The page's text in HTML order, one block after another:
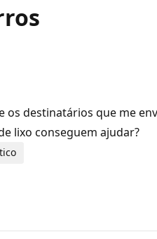
destinatários que me
lixo conseguem ajudar?